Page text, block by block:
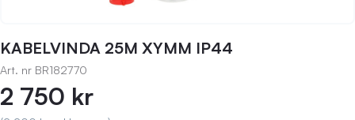
KABELVINDA 25M XYMM IP44
Art. nr BR182770
2 750 kr